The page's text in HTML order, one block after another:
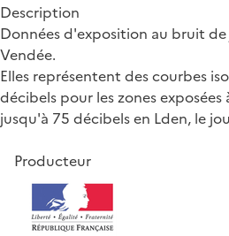
Description
Données d'exposition au bruit
Vendée.
Elles représentent des courbes
décibels pour les zones
jusqu'à 75 décibels en Lden, le
Producteur